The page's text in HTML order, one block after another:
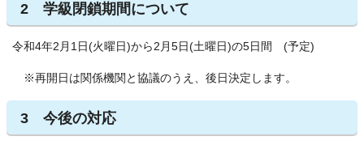
2 学級閉鎖期間について
令和4年2月1日(火曜日)から2月5日(土曜日)の5日間 (予定)
※再開日は関係機関と協議のうえ、後日決定します。
3 今後の対応